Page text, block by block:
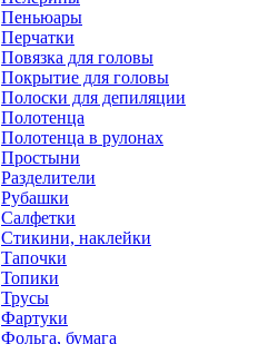
Пеньюары
Перчатки
Повязка для головы
Покрытие для головы
Полоски для депиляции
Полотенца
Полотенца в рулонах
Простыни
Разделители
Рубашки
Салфетки
Стикини, наклейки
Тапочки
Топики
Трусы
Фартуки
Фольга, бумага